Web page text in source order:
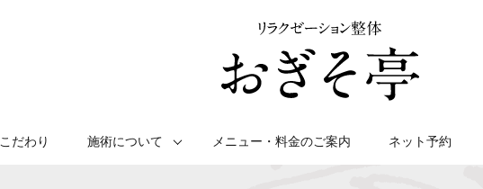
こだわり 施術について メニュー・料金のご案内 ネット予約